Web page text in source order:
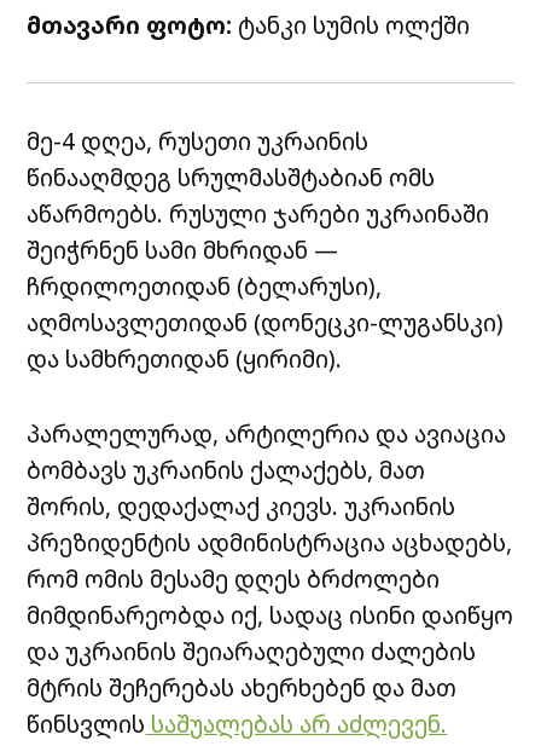
მთავარი ფოტო: ტანკი სუმის ოლქში
მე-4 დღეა, რუსეთი უკრაინის
წინააღმდეგ სრულმასშტაბიან ომს
აწარმოებს. რუსული ჯარები უკრაინაში
შეიჭრნენ სამი მხრიდან —
ჩრდილოეთიდან (ბელარუსი),
აღმოსავლეთიდან (დონეცკი-ლუგანსკი)
და სამხრეთიდან (ყირიმი).
პარალელურად, არტილერია და ავიაცია
ბომბავს უკრაინის ქალაქებს, მათ
შორის, დედაქალაქ კიევს. უკრაინის
პრეზიდენტის ადმინისტრაცია აცხადებს,
რომ ომის მესამე დღეს ბრძოლები
მიმდინარეობდა იქ, სადაც ისინი დაიწყო
და უკრაინის შეიარაღებული ძალების
მტრის შეჩერებას ახერხებენ და მათ
წინსვლის საშუალებას არ აძლევენ.